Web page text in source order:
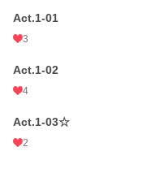
Act.1-01
3
Act.1-02
4
Act.1-03☆
2